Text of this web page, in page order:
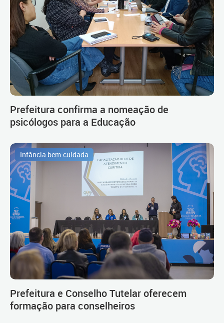
Prefeitura confirma a nomeação de
psicólogos para a Educação
Infância bem-cuidada
Prefeitura e Conselho Tutelar oferecem
formação para conselheiros